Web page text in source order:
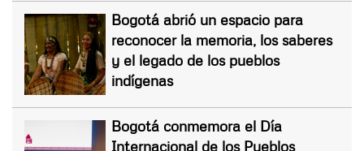
Bogotá abrió un espacio para
reconocer la memoria, los saberes
y el legado de los pueblos
indígenas
Bogotá conmemora el Día
Internacional de los Pueblos